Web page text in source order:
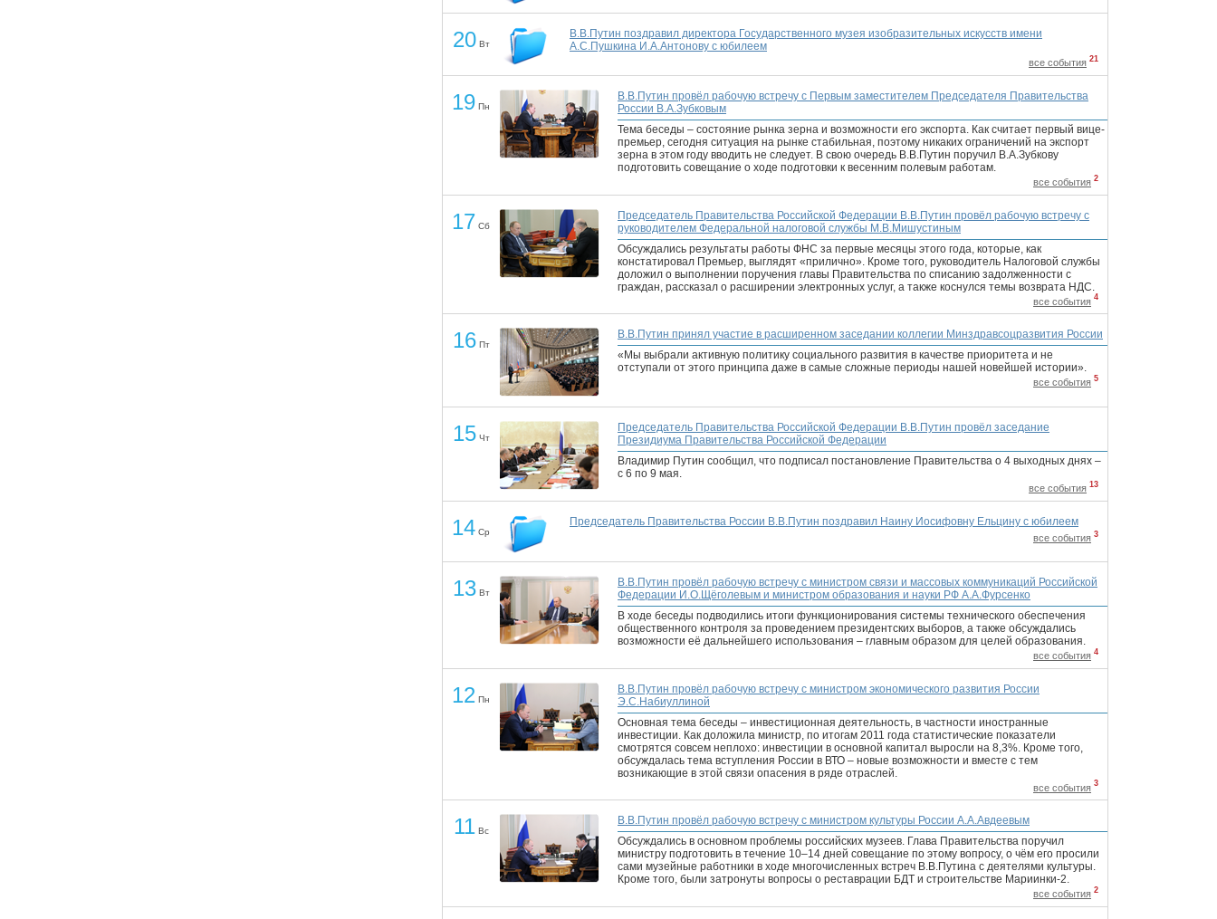
20Вт
В.В.Путин поздравил директора Государственного музея изобразительных искусств имени
А.С.Пушкина И.А.Антонову с юбилеем
все события 21
19 Пн
В.В.Путин провёл рабочую встречу с Первым заместителем Председателя Правительства
России В.А.Зубковым
Тема беседы – состояние рынка зерна и возможности его экспорта. Как считает первый вице-
премьер, сегодня ситуация на рынке стабильная, поэтому никаких ограничений на экспорт
зерна в этом году вводить не следует. В свою очередь В.В.Путин поручил В.А.Зубкову
подготовить совещание о ходе подготовки к весенним полевым работам.
все события 2
17 Сб
Председатель Правительства Российской Федерации В.В.Путин провёл рабочую встречу с
руководителем Федеральной налоговой службы М.В.Мишустиным
Обсуждались результаты работы ФНС за первые месяцы этого года, которые, как
констатировал Премьер, выглядят «прилично». Кроме того, руководитель Налоговой службы
доложил о выполнении поручения главы Правительства по списанию задолженности с
граждан, рассказал о расширении электронных услуг, а также коснулся темы возврата НДС.
все события 4
16Пт
В.В.Путин принял участие в расширенном заседании коллегии Минздравсоцразвития России
«Мы выбрали активную политику социального развития в качестве приоритета и не
отступали от этого принципа даже в самые сложные периоды нашей новейшей истории».
все события 5
15Чт
Председатель Правительства Российской Федерации В.В.Путин провёл заседание
Президиума Правительства Российской Федерации
Владимир Путин сообщил, что подписал постановление Правительства о 4 выходных днях –
с 6 по 9 мая.
все события 13
14 Ср
Председатель Правительства России В.В.Путин поздравил Наину Иосифовну Ельцину с юбилеем
все события 3
13Вт
В.В.Путин провёл рабочую встречу с министром связи и массовых коммуникаций Российской
Федерации И.О.Щёголевым и министром образования и науки РФ А.А.Фурсенко
В ходе беседы подводились итоги функционирования системы технического обеспечения
общественного контроля за проведением президентских выборов, а также обсуждались
возможности её дальнейшего использования – главным образом для целей образования.
все события 4
12 Пн
В.В.Путин провёл рабочую встречу с министром экономического развития России
Э.С.Набиуллиной
Основная тема беседы – инвестиционная деятельность, в частности иностранные
инвестиции. Как доложила министр, по итогам 2011 года статистические показатели
смотрятся совсем неплохо: инвестиции в основной капитал выросли на 8,3%. Кроме того,
обсуждалась тема вступления России в ВТО – новые возможности и вместе с тем
возникающие в этой связи опасения в ряде отраслей.
все события 3
11Вс
В.В.Путин провёл рабочую встречу с министром культуры России А.А.Авдеевым
Обсуждались в основном проблемы российских музеев. Глава Правительства поручил
министру подготовить в течение 10–14 дней совещание по этому вопросу, о чём его просили
сами музейные работники в ходе многочисленных встреч В.В.Путина с деятелями культуры.
Кроме того, были затронуты вопросы о реставрации БДТ и строительстве Мариинки-2.
все события 2